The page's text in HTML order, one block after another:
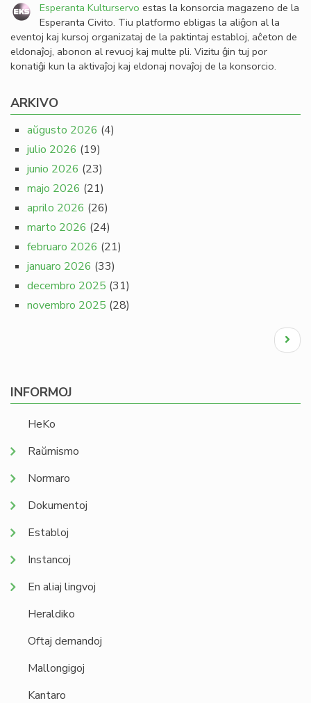
Esperanta Kulturservo estas la konsorcia magazeno de la
Esperanta Civito. Tiu platformo ebligas la aliĝon al la
eventoj kaj kursoj organizataj de la paktintaj establoj, aĉeton de
eldonaĵoj, abonon al revuoj kaj multe pli. Vizitu ĝin tuj por
konatiĝi kun la aktivaĵoj kaj eldonaj novaĵoj de la konsorcio.
ARKIVO
aŭgusto 2026 (4)
julio 2026 (19)
junio 2026 (23)
majo 2026 (21)
aprilo 2026 (26)
marto 2026 (24)
februaro 2026 (21)
januaro 2026 (33)
decembro 2025 (31)
novembro 2025 (28)
Next
page
INFORMOJ
HeKo
Raŭmismo
Normaro
Dokumentoj
Establoj
Instancoj
En aliaj lingvoj
Heraldiko
Oftaj demandoj
Mallongigoj
Kantaro